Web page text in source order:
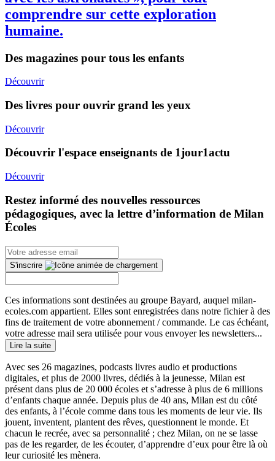
comprendre sur cette exploration
humaine.
Des magazines pour tous les enfants
Découvrir
Des livres pour ouvrir grand les yeux
Découvrir
Découvrir l'espace enseignants de 1jour1actu
Découvrir
Restez informé des nouvelles ressources
pédagogiques, avec la lettre d’information de Milan
Écoles
S'inscrire
Ces informations sont destinées au groupe Bayard, auquel milan-
ecoles.com appartient. Elles sont enregistrées dans notre fichier à des
fins de traitement de votre abonnement / commande. Le cas échéant,
votre adresse mail sera utilisée pour vous envoyer les newsletters...
Lire la suite
Avec ses 26 magazines, podcasts livres audio et productions
digitales, et plus de 2000 livres, dédiés à la jeunesse, Milan est
présent dans plus de 20 000 écoles et s’adresse à plus de 6 millions
d’enfants chaque année. Depuis plus de 40 ans, Milan est du côté
des enfants, à l’école comme dans tous les moments de leur vie. Ils
jouent, inventent, plantent des rêves, questionnent le monde. Et
chacun le recrée, avec sa personnalité ; chez Milan, on ne se lasse
pas de les regarder, de les écouter, d’apprendre d’eux pour être là où
leur curiosité les mènera.